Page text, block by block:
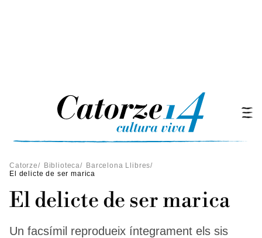
Catorze/ Biblioteca/ Barcelona Llibres/
El delicte de ser marica
El delicte de ser marica
Un facsímil reprodueix íntegrament els sis